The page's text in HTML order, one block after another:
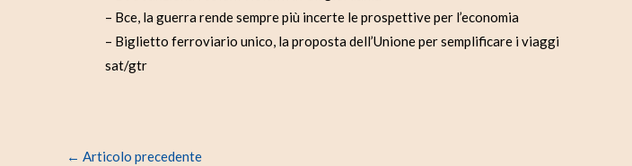
– Bce, la guerra rende sempre più incerte le prospettive per l’economia
– Biglietto ferroviario unico, la proposta dell’Unione per semplificare i viaggi
sat/gtr
← Articolo precedente